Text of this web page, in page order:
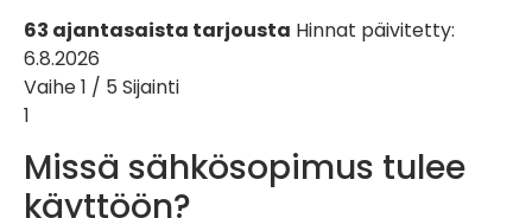
63 ajantasaista tarjousta Hinnat päivitetty:
6.8.2026
Vaihe 1 / 5 Sijainti
1
Missä sähkösopimus tulee
käyttöön?